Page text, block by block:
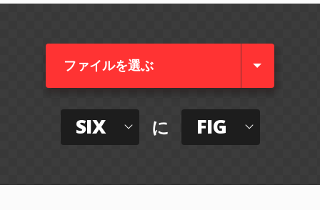
ファイルを選ぶ
SIX に FIG